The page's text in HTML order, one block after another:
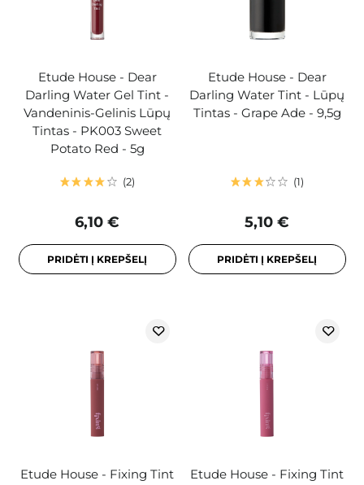
Etude House - Dear
Darling Water Gel Tint -
Vandeninis-Gelinis Lūpų
Tintas - PK003 Sweet
Potato Red - 5g
2
6,10 €
PRIDĖTI Į KREPŠELĮ
Etude House - Dear
Darling Water Tint - Lūpų
Tintas - Grape Ade - 9,5g
1
5,10 €
PRIDĖTI Į KREPŠELĮ
Etude House - Fixing Tint
Etude House - Fixing Tint